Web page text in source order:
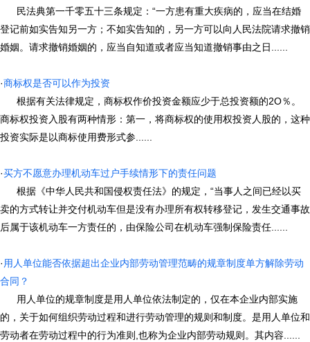
民法典第一千零五十三条规定：“一方患有重大疾病的，应当在结婚
登记前如实告知另一方；不如实告知的，另一方可以向人民法院请求撤销
婚姻。请求撤销婚姻的，应当自知道或者应当知道撤销事由之日......
·商标权是否可以作为投资
根据有关法律规定，商标权作价投资金额应少于总投资额的2O％。
商标权投资入股有两种情形：第一，将商标权的使用权投资人股的，这种
投资实际是以商标使用费形式参......
·买方不愿意办理机动车过户手续情形下的责任问题
根据《中华人民共和国侵权责任法》的规定，“当事人之间已经以买
卖的方式转让并交付机动车但是没有办理所有权转移登记，发生交通事故
后属于该机动车一方责任的，由保险公司在机动车强制保险责任......
·用人单位能否依据超出企业内部劳动管理范畴的规章制度单方解除劳动
合同？
用人单位的规章制度是用人单位依法制定的，仅在本企业内部实施
的，关于如何组织劳动过程和进行劳动管理的规则和制度。是用人单位和
劳动者在劳动过程中的行为准则,也称为企业内部劳动规则。其内容......